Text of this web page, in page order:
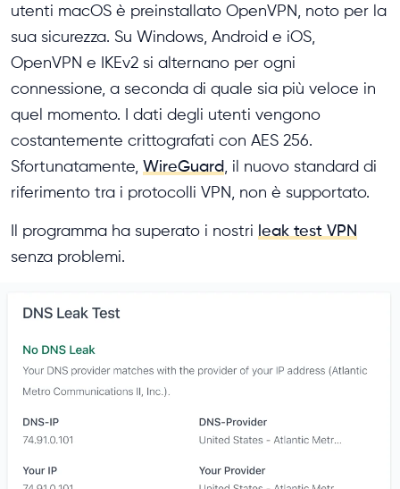
utenti macOS è preinstallato OpenVPN, noto per la
sua sicurezza. Su Windows, Android e iOS,
OpenVPN e IKEv2 si alternano per ogni
connessione, a seconda di quale sia più veloce in
quel momento. I dati degli utenti vengono
costantemente crittografati con AES 256.
Sfortunatamente, WireGuard , il nuovo standard di
riferimento tra i protocolli VPN, non è supportato.
Il programma ha superato i nostri leak test VPN
senza problemi.